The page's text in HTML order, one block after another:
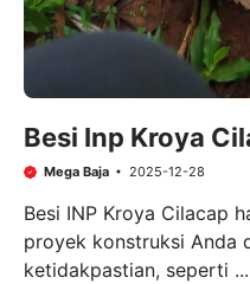
Besi Inp Kroya
Mega Baja 2025-12-28
Besi INP Kroya Cilacap
proyek konstruksi Anda
ketidakpastian, seperti ...